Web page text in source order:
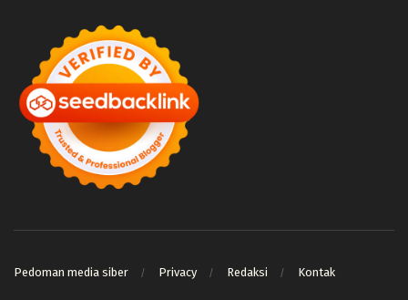
Pedoman media siber Privacy Redaksi Kontak